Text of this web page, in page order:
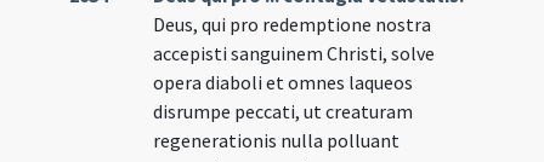
Deus, qui pro redemptione nostra
accepisti sanguinem Christi, solve
opera diaboli et omnes laqueos
disrumpe peccati, ut creaturam
regenerationis nulla polluant